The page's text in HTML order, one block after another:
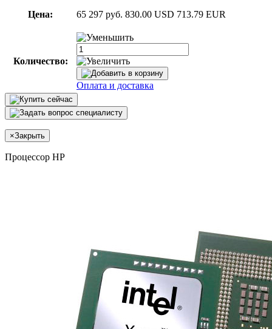
Цена: 65 297 руб. 830.00 USD 713.79 EUR
Количество:
Оплата и доставка
×Закрыть
Процессор HP